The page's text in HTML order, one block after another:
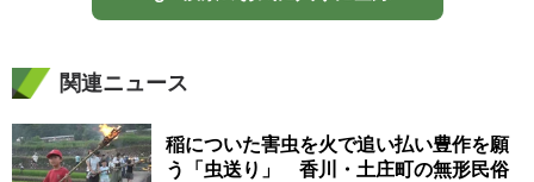
関連ニュース
稲についた害虫を火で追い払い豊作を願
う「虫送り」 香川・土庄町の無形民俗